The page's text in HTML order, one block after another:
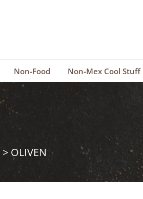
Non-Food Non-Mex Cool Stuff
> OLIVEN